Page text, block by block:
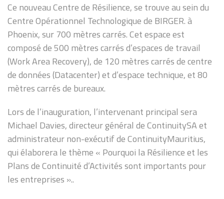
Ce nouveau Centre de Résilience, se trouve au sein du
Centre Opérationnel Technologique de BIRGER. à
Phoenix, sur 700 mètres carrés. Cet espace est
composé de 500 mètres carrés d’espaces de travail
(Work Area Recovery), de 120 mètres carrés de centre
de données (Datacenter) et d’espace technique, et 80
mètres carrés de bureaux.
Lors de l’inauguration, l’intervenant principal sera
Michael Davies, directeur général de ContinuitySA et
administrateur non-exécutif de ContinuityMauritius,
qui élaborera le thème « Pourquoi la Résilience et les
Plans de Continuité d’Activités sont importants pour
les entreprises »..